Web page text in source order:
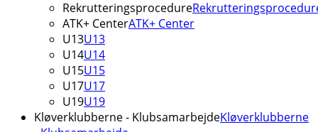
Rekrutteringsprocedure
ATK+ CenterATK+ Center
U13U13
U14U14
U15U15
U17U17
U19U19
Kløverklubberne - KlubsamarbejdeKløverklubberne